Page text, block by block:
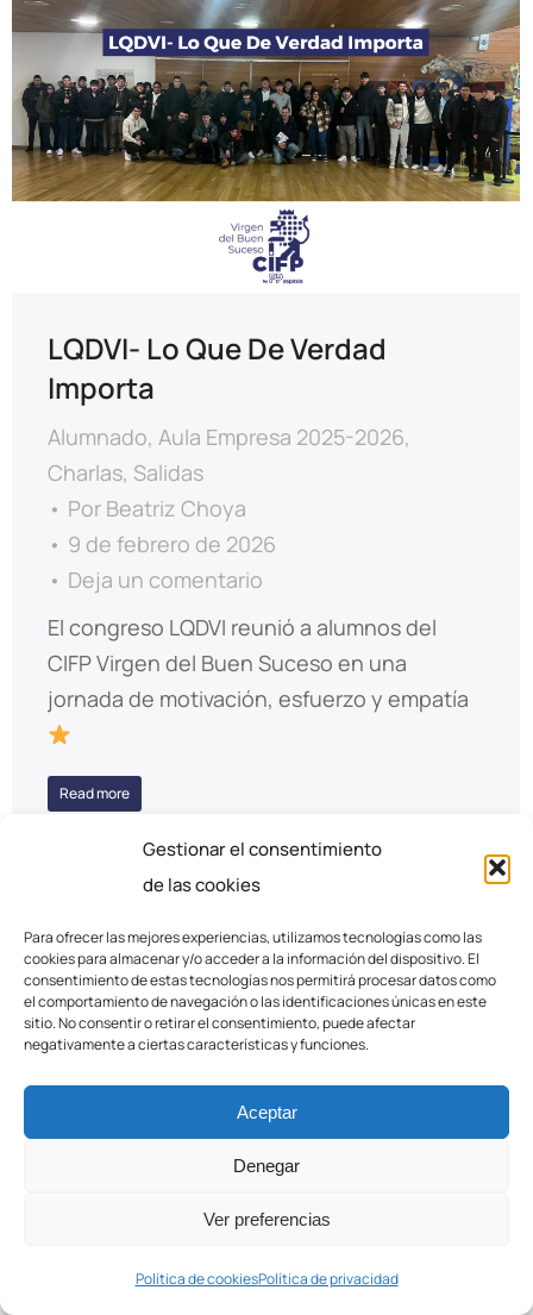
Gestionar el consentimiento
de las cookies
Para ofrecer las mejores experiencias, utilizamos tecnologías como las
cookies para almacenar y/o acceder a la información del dispositivo. El
consentimiento de estas tecnologías nos permitirá procesar datos como
el comportamiento de navegación o las identificaciones únicas en este
sitio. No consentir o retirar el consentimiento, puede afectar
negativamente a ciertas características y funciones.
Aceptar
Denegar
Ver preferencias
Política de cookiesPolítica de privacidad
LQDVI- Lo Que De Verdad
Importa
Alumnado, Aula Empresa 2025-2026,
Charlas, Salidas
Por Beatriz Choya
9 de febrero de 2026
Deja un comentario
El congreso LQDVI reunió a alumnos del
CIFP Virgen del Buen Suceso en una
jornada de motivación, esfuerzo y empatía
Read more
COPASA acerca la formación y